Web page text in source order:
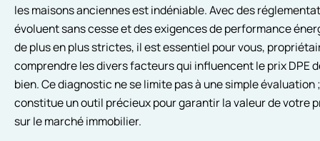
les maisons anciennes est indéniable. Avec des
évoluent sans cesse et des exigences de performance
de plus en plus strictes, il est essentiel pour vous,
comprendre les divers facteurs qui influencent le prix DPE
bien. Ce diagnostic ne se limite pas à une simple évaluation
constitue un outil précieux pour garantir la valeur de votre
sur le marché immobilier.